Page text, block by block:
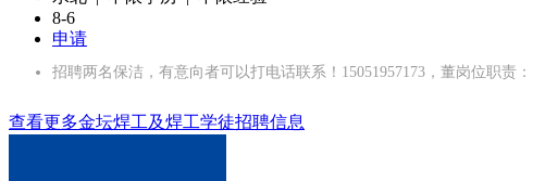
8-6
申请
招聘两名保洁，有意向者可以打电话联系！15051957173，董岗位职责
查看更多金坛焊工及焊工学徒招聘信息